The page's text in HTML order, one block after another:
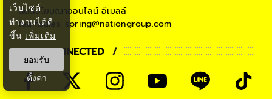
ติดต่อโฆษณาออนไลน์ อีเมลล์
teamsales_spring@nationgroup.com
STAY CONNECTED
เว็บไซต์
ทำงานได้ดี
ขึ้น เพิ่มเติม
ยอมรับ
ตั้งค่า